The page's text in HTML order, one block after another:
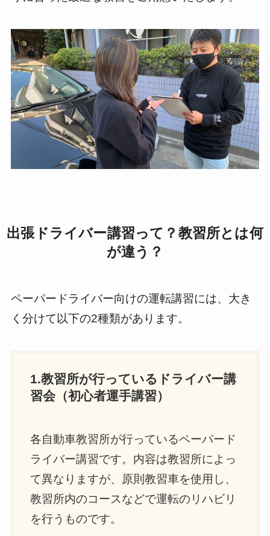
出張ドライバー講習って？教習所とは何
が違う？
ペーパードライバー向けの運転講習には、大き
く分けて以下の2種類があります。
1.教習所が行っているドライバー講
習会（初心者運手講習）
各自動車教習所が行っているペーパード
ライバー講習です。内容は教習所によっ
て異なりますが、原則教習車を使用し、
教習所内のコースなどで運転のリハビリ
を行うものです。